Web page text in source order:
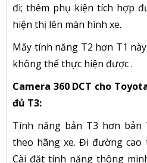
đi; thêm phụ kiện tích hợp
hiện thị lên màn hình xe.
Mấy tính năng T2 hơn T1
không thể thực hiện được .
Camera 360 DCT cho
đủ T3:
Tính năng bản T3 hơn bản
theo hãng xe. Đi đường cao
Cài đặt tính năng thông